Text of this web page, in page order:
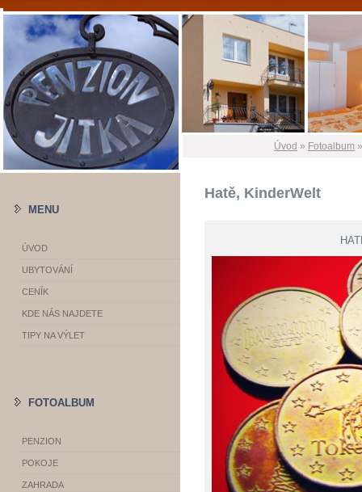
Úvod » Fotoalbum
Hatě, KinderWelt
MENU
ÚVOD
UBYTOVÁNÍ
CENÍK
KDE NÁS NAJDETE
TIPY NA VÝLET
FOTOALBUM
PENZION
POKOJE
ZAHRADA